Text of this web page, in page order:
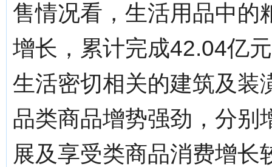
售情况看，生活用品中的
增长，累计完成42.04亿
生活密切相关的建筑及装
品类商品增势强劲，分别
展及享受类商品消费增长